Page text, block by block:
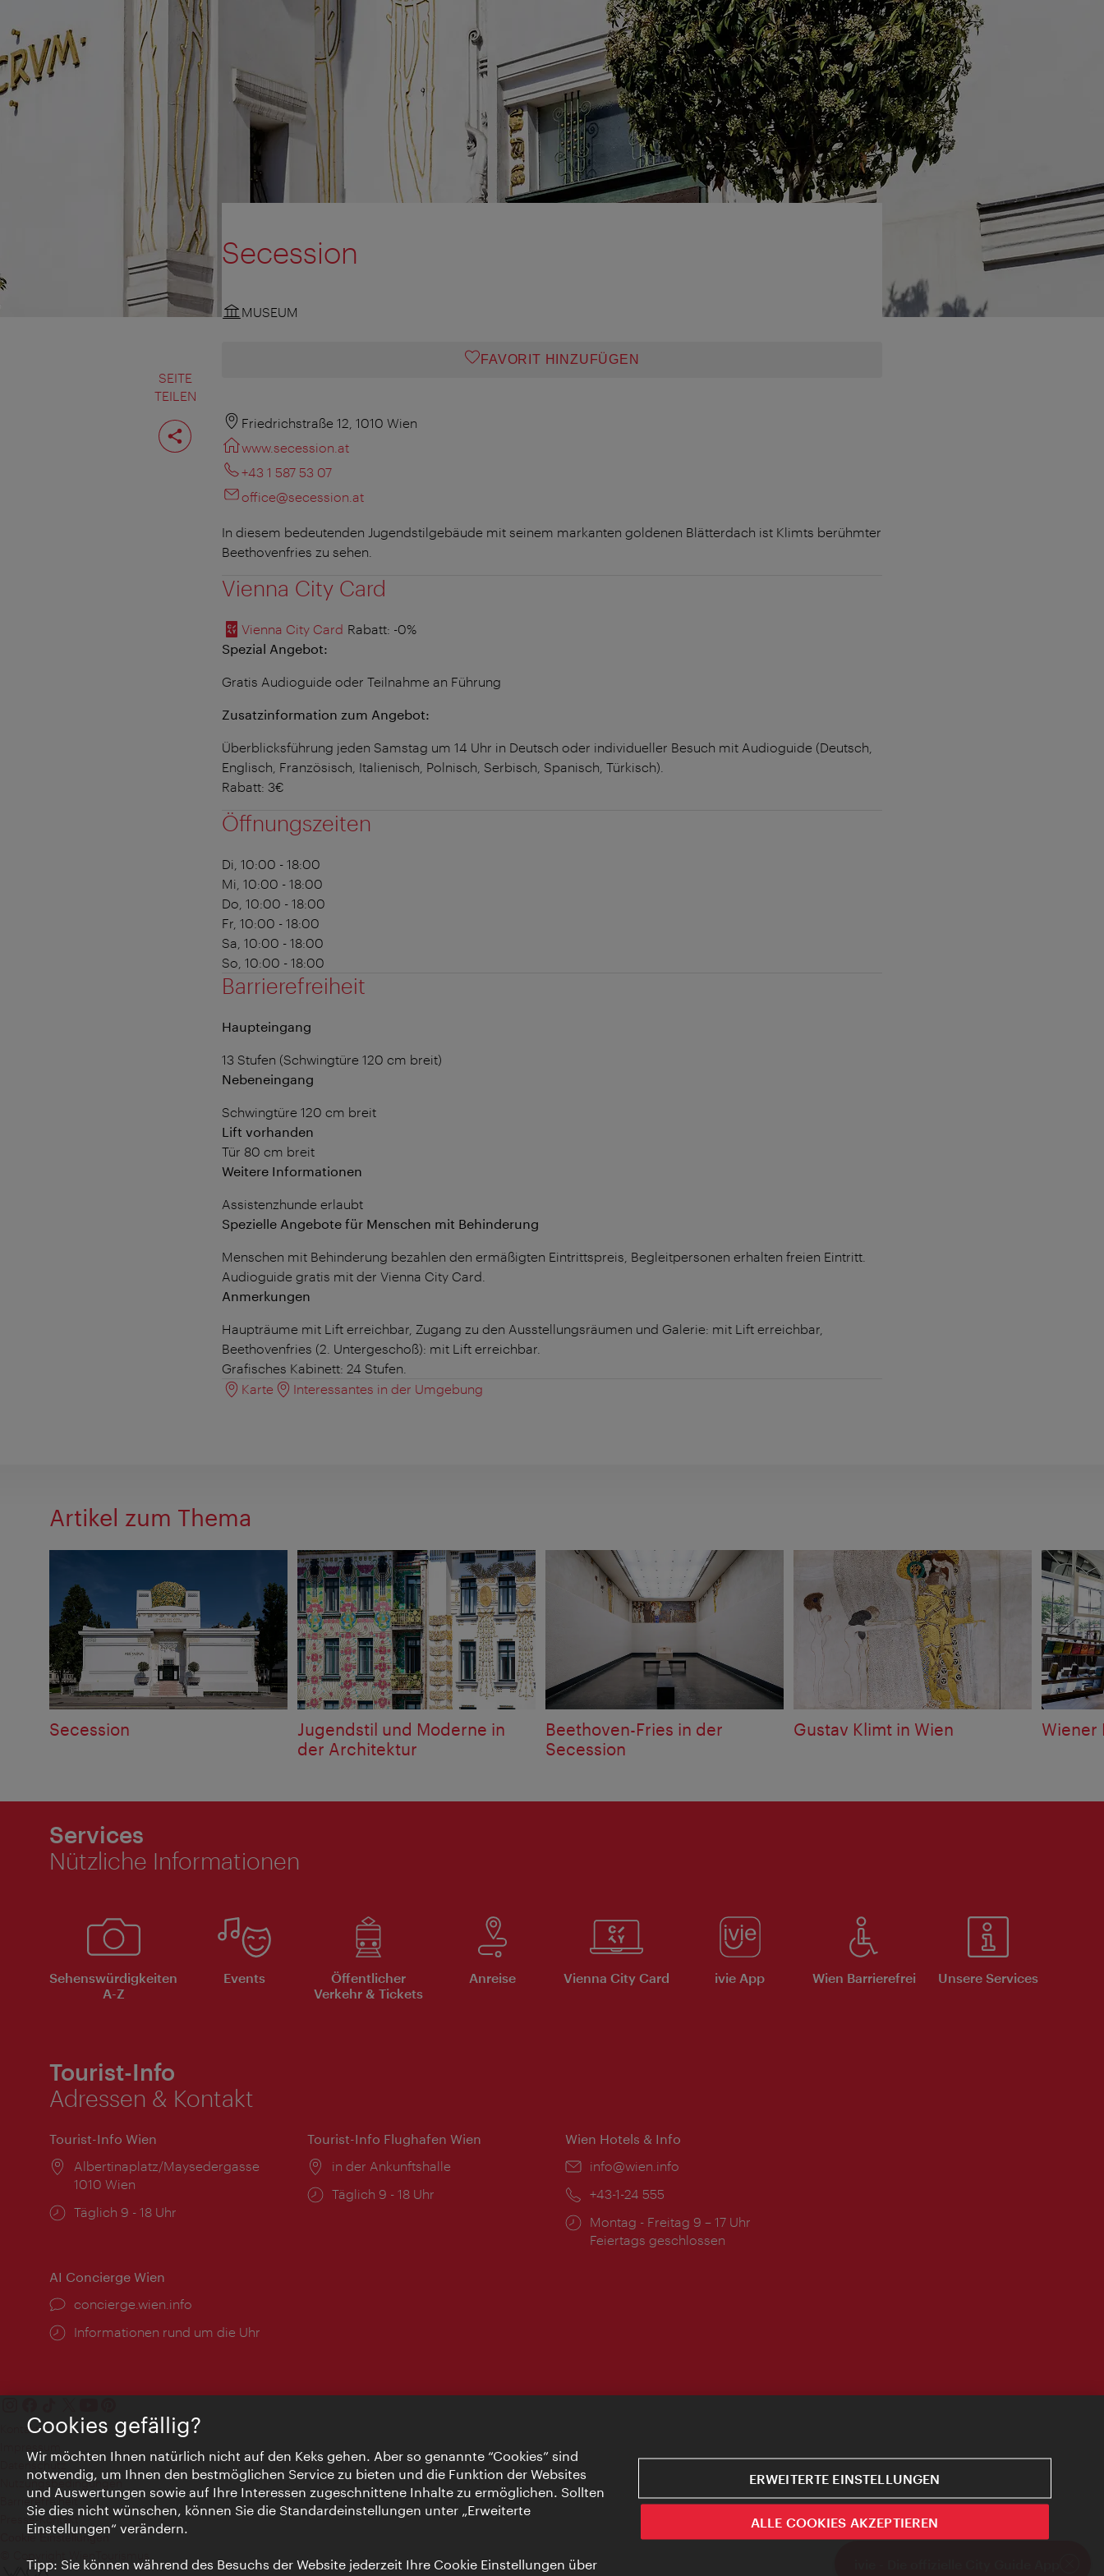
SEITE
TEILEN
Seite
teilen
Secession
MUSEUM
FAVORIT HINZUFÜGEN
Friedrichstraße 12, 1010 Wien
www.secession.at
+43 1 587 53 07
office@secession.at
In diesem bedeutenden Jugendstilgebäude mit seinem markanten goldenen Blätterdach ist Klimts berühmter
Beethovenfries zu sehen.
Vienna City Card
Vienna City Card Rabatt: -0%
Spezial Angebot:
Gratis Audioguide oder Teilnahme an Führung
Zusatzinformation zum Angebot:
Überblicksführung jeden Samstag um 14 Uhr in Deutsch oder individueller Besuch mit Audioguide (Deutsch,
Englisch, Französisch, Italienisch, Polnisch, Serbisch, Spanisch, Türkisch).
Rabatt: 3€
Öffnungszeiten
Di, 10:00 - 18:00
Mi, 10:00 - 18:00
Do, 10:00 - 18:00
Fr, 10:00 - 18:00
Sa, 10:00 - 18:00
So, 10:00 - 18:00
Barrierefreiheit
Haupteingang
13 Stufen (Schwingtüre 120 cm breit)
Nebeneingang
Schwingtüre 120 cm breit
Lift vorhanden
Tür 80 cm breit
Weitere Informationen
Assistenzhunde erlaubt
Spezielle Angebote für Menschen mit Behinderung
Menschen mit Behinderung bezahlen den ermäßigten Eintrittspreis, Begleitpersonen erhalten freien Eintritt.
Audioguide gratis mit der Vienna City Card.
Anmerkungen
Haupträume mit Lift erreichbar, Zugang zu den Ausstellungsräumen und Galerie: mit Lift erreichbar,
Beethovenfries (2. Untergeschoß): mit Lift erreichbar.
Grafisches Kabinett: 24 Stufen.
Karte
Interessantes in der Umgebung
Artikel zum Thema
Secession
Jugendstil und Moderne in
der Architektur
Beethoven-Fries in der
Secession
Gustav Klimt in Wien Wiener
Services
Nützliche Informationen
Sehenswürdigkeiten
A-Z
Events
Öffentlicher
Verkehr & Tickets
Anreise Vienna City Card ivie App Wien Barrierefrei Unsere Services
Tourist-Info
Adressen & Kontakt
Tourist-Info Wien
Ort:
Albertinaplatz/Maysedergasse
1010 Wien
Öffnungszeiten:
Täglich 9 - 18 Uhr
Tourist-Info Flughafen Wien
Ort:
in der Ankunftshalle
Öffnungszeiten:
Täglich 9 - 18 Uhr
Wien Hotels & Info
Email:
info@wien.info
Telefon:
+43-1-24 555
Öffnungszeiten:
Montag - Freitag 9 – 17 Uhr
Feiertags geschlossen
AI Concierge Wien
Ort:
concierge.wien.info
Öffnungszeiten:
Informationen rund um die Uhr
Kontakt
Datenschutz
Nutzungsbedingungen
Barrierefreiheit
Presse-Kontakt
Cookie Einstellungen
Cookies gefällig?
Wir möchten Ihnen natürlich nicht auf den Keks gehen. Aber so genannte “Cookies” sind
notwendig, um Ihnen den bestmöglichen Service zu bieten und die Funktion der Websites
und Auswertungen sowie auf Ihre Interessen zugeschnittene Inhalte zu ermöglichen. Sollten
Sie dies nicht wünschen, können Sie die Standardeinstellungen unter „Erweiterte
Einstellungen“ verändern.
Tipp: Sie können während des Besuchs der Website jederzeit Ihre Cookie Einstellungen über
ERWEITERTE EINSTELLUNGEN
ALLE COOKIES AKZEPTIEREN